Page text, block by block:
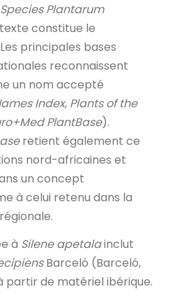
Species Plantarum
constitue le
principales bases
reconnaissent
un nom accepté
Index, Plants of the
PlantBase).
retient également ce
nord-africaines et
un concept
à celui retenu dans la
à Silene apetalainclut
Barceló (Barceló,
partir de matériel ibérique.